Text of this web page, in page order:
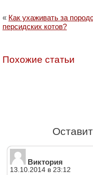
« Как ухаживать за
персидских котов?
Похожие статьи
Виктория
13.10.2014 в 23:12